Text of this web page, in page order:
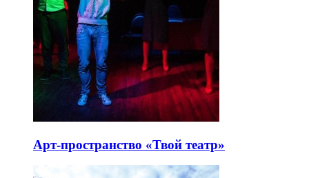
Арт-пространство «Твой театр»